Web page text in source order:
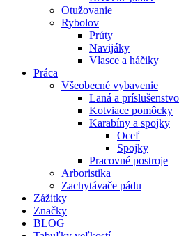
Otužovanie
Rybolov
Prúty
Navijáky
Vlasce a háčiky
Práca
Všeobecné vybavenie
Laná a príslušenstvo
Kotviace pomôcky
Karabíny a spojky
Oceľ
Spojky
Pracovné postroje
Arboristika
Zachytávače pádu
Zážitky
Značky
BLOG